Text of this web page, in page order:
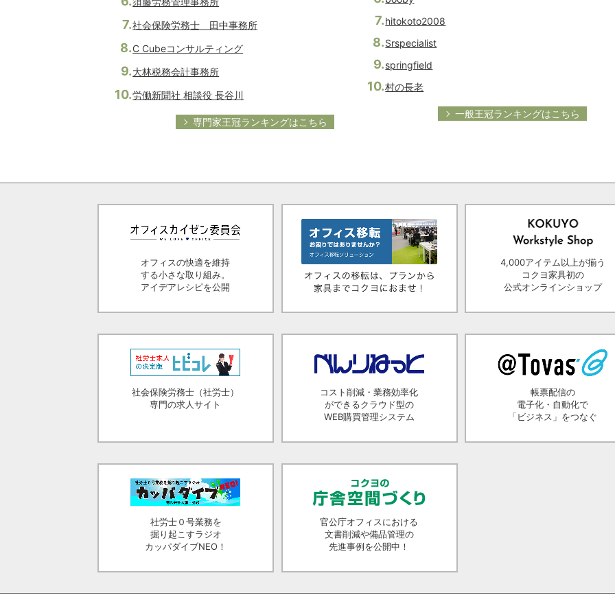
社会保険労務士 田中事務所
C Cubeコンサルティング
大林税務会計事務所
労働新聞社 相談役 長谷川
専門家王冠ランキングはこちら
hitokoto2008
Srspecialist
springfield
村の長老
一般王冠ランキングはこちら
オフィスの快適を維持
する小さな取り組み。
アイデアレシピを公開
4,000アイテム以上が揃う
コクヨ家具初の
公式オンラインショップ
社会保険労務士（社労士）
専門の求人サイト
コスト削減・業務効率化
ができるクラウド型の
WEB購買管理システム
帳票配信の
電子化・自動化で
「ビジネス」をつなぐ
社労士０号業務を
掘り起こすラジオ
カッパダイブNEO！
官公庁オフィスにおける
文書削減や備品管理の
先進事例を公開中！